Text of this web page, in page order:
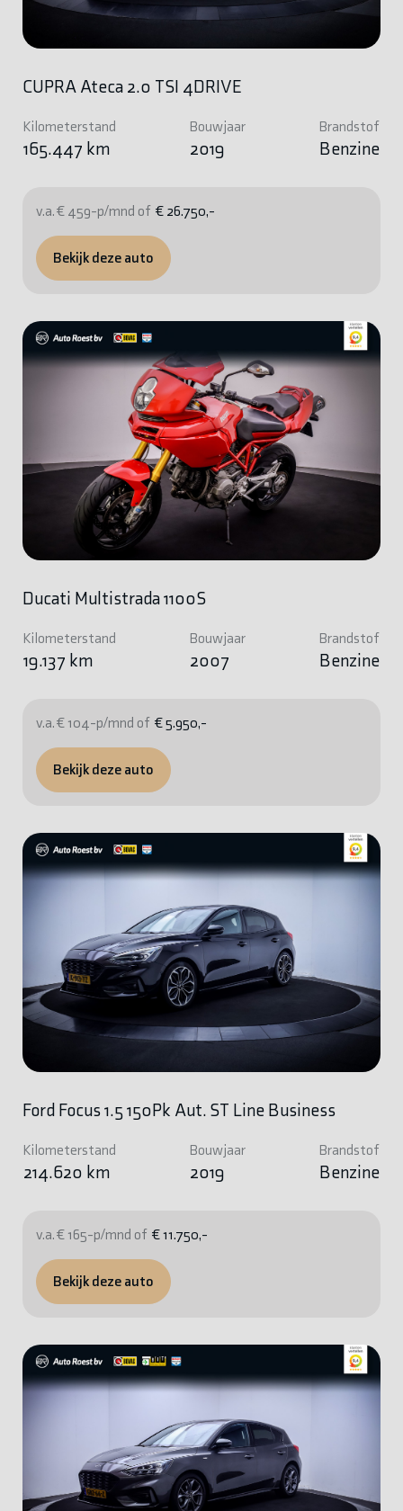
CUPRA Ateca 2.0 TSI 4DRIVE
Kilometerstand
165.447 km
Bouwjaar
2019
Brandstof
Benzine
v.a. € 459-p/mnd of € 26.750,-
Bekijk deze auto
Ducati Multistrada 1100S
Kilometerstand
19.137 km
Bouwjaar
2007
Brandstof
Benzine
v.a. € 104-p/mnd of € 5.950,-
Bekijk deze auto
Ford Focus 1.5 150Pk Aut. ST Line Business
Kilometerstand
214.620 km
Bouwjaar
2019
Brandstof
Benzine
v.a. € 165-p/mnd of € 11.750,-
Bekijk deze auto